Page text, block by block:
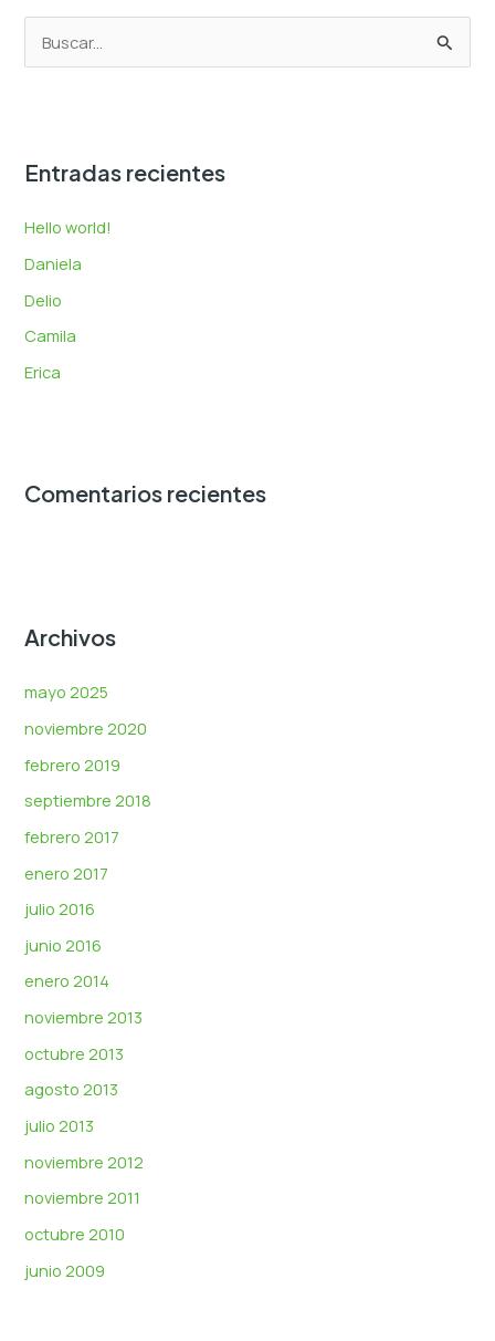
a
p
o
r
:
Entradas recientes
Hello world!
Daniela
Delio
Camila
Erica
Comentarios recientes
Archivos
mayo 2025
noviembre 2020
febrero 2019
septiembre 2018
febrero 2017
enero 2017
julio 2016
junio 2016
enero 2014
noviembre 2013
octubre 2013
agosto 2013
julio 2013
noviembre 2012
noviembre 2011
octubre 2010
junio 2009